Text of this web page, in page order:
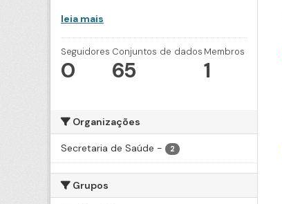
leia mais
Seguidores
0
Conjuntos de dados
65
Membros
1
Organizações
Secretaria de Saúde - 2
Grupos